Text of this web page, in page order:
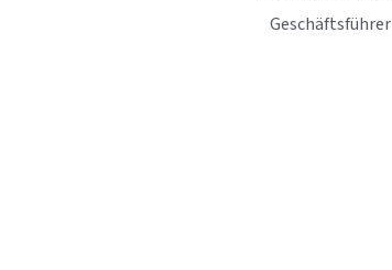
Geschäftsführer